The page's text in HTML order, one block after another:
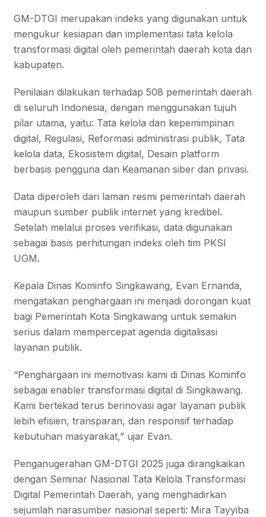
GM-DTGI merupakan indeks yang digunakan untuk
mengukur kesiapan dan implementasi tata kelola
transformasi digital oleh pemerintah daerah kota dan
kabupaten.
Penilaian dilakukan terhadap 508 pemerintah daerah
di seluruh Indonesia, dengan menggunakan tujuh
pilar utama, yaitu: Tata kelola dan kepemimpinan
digital, Regulasi, Reformasi administrasi publik, Tata
kelola data, Ekosistem digital, Desain platform
berbasis pengguna dan Keamanan siber dan privasi.
Data diperoleh dari laman resmi pemerintah daerah
maupun sumber publik internet yang kredibel.
Setelah melalui proses verifikasi, data digunakan
sebagai basis perhitungan indeks oleh tim PKSI
UGM.
Kepala Dinas Kominfo Singkawang, Evan Ernanda,
mengatakan penghargaan ini menjadi dorongan kuat
bagi Pemerintah Kota Singkawang untuk semakin
serius dalam mempercepat agenda digitalisasi
layanan publik.
“Penghargaan ini memotivasi kami di Dinas Kominfo
sebagai enabler transformasi digital di Singkawang.
Kami bertekad terus berinovasi agar layanan publik
lebih efisien, transparan, dan responsif terhadap
kebutuhan masyarakat,” ujar Evan.
Penganugerahan GM-DTGI 2025 juga dirangkaikan
dengan Seminar Nasional Tata Kelola Transformasi
Digital Pemerintah Daerah, yang menghadirkan
sejumlah narasumber nasional seperti: Mira Tayyiba